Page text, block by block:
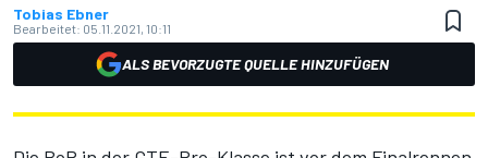
Tobias Ebner
Bearbeitet: 05.11.2021, 10:11
ALS BEVORZUGTE QUELLE HINZUFÜGEN